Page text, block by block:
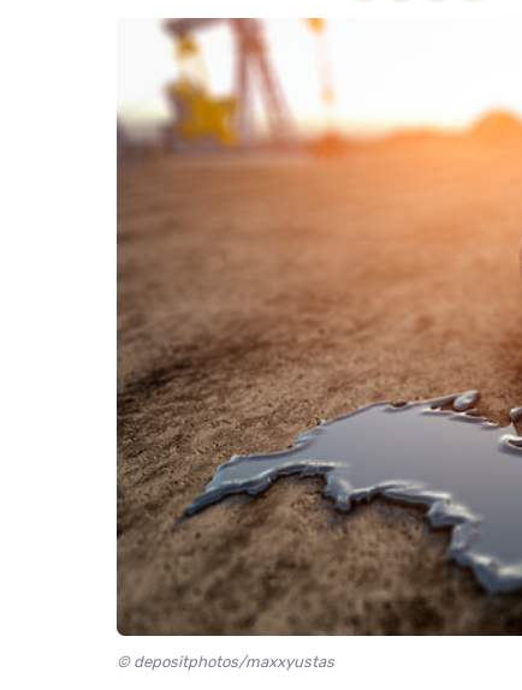
© depositphotos/maxxyustas